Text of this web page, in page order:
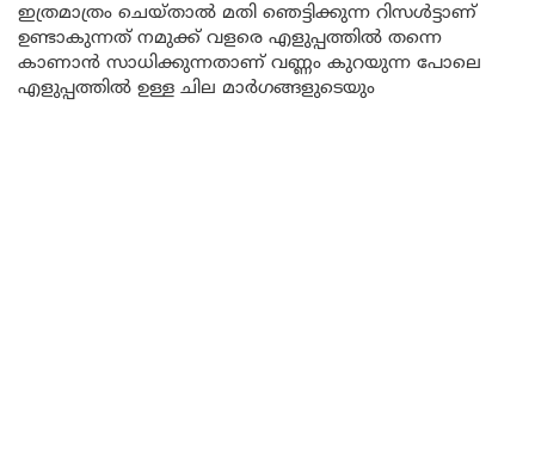
ഇത്രമാത്രം ചെയ്താൽ മതി ഞെട്ടിക്കുന്ന റിസൾട്ടാണ്
ഉണ്ടാകുന്നത് നമുക്ക് വളരെ എളുപ്പത്തിൽ തന്നെ
കാണാൻ സാധിക്കുന്നതാണ് വണ്ണം കുറയുന്ന പോലെ
എളുപ്പത്തിൽ ഉള്ള ചില മാർഗങ്ങളുടെയും